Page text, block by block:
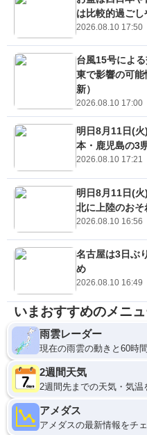
は比較的過ご
2026.08.10 17:50
台風15号によ
東で影響の可
新）
2026.08.10 17:00
明日8月11日(
本・鹿児島の3
2026.08.10 17:21
明日8月11日(
北に上陸のお
2026.08.10 16:56
名古屋は3日ぶ
め
2026.08.10 16:49
いまおすすめのメニ
雨雲レーダー
現在の雨雲の動きと60時
2週間天気
2週間先までの天気・気温
アメダス
アメダスの最新情報をチ